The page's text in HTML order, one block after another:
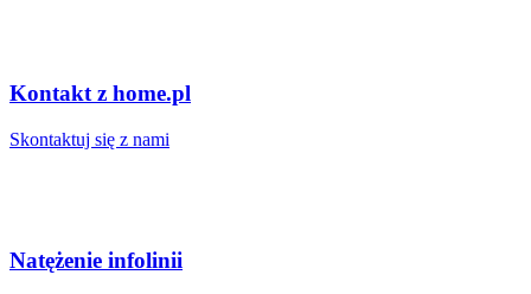
Kontakt z home.pl
Skontaktuj się z nami
Natężenie infolinii